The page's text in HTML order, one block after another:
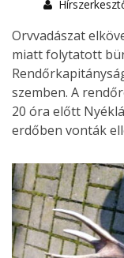
Orvvadászat
miatt folytatott
szemben. A
20 óra előtt
erdőben vonták